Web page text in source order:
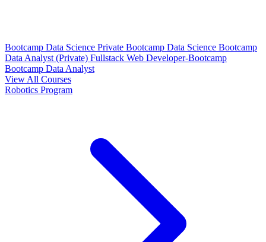
Bootcamp Data Science Private Bootcamp Data Science Bootcamp
Data Analyst (Private) Fullstack Web Developer-Bootcamp
Bootcamp Data Analyst
View All Courses
Robotics Program